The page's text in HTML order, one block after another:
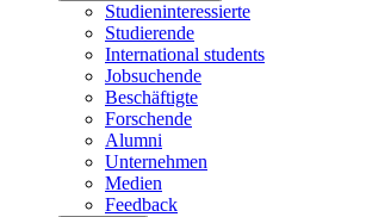
Studieninteressierte
Studierende
International students
Jobsuchende
Beschäftigte
Forschende
Alumni
Unternehmen
Medien
Feedback